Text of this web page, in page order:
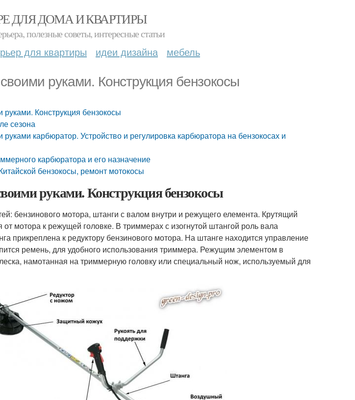
ДЛЯ ДОМА И КВАРТИРЫ
полезные советы, интересные статьи
для квартиры идеи дизайна мебель
руками. Конструкция бензокосы
Конструкция бензокосы
сезона
карбюратор. Устройство и регулировка карбюратора на бензокосах и
карбюратора и его назначение
бензокосы, ремонт мотокосы
руками. Конструкция бензокосы
бензинового мотора, штанги с валом внутри и режущего елемента. Крутящий
от мотора к режущей головке. В триммерах с изогнутой штангой роль вала
прикреплена к редуктору бензинового мотора. На штанге находится управление
ремень, для удобного использования триммера. Режущим элементом в
леска, намотанная на триммерную головку или специальный нож, используемый для